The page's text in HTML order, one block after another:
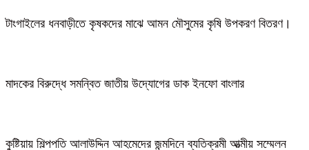
টাংগাইলের ধনবাড়ীতে কৃষকদের মাঝে আমন মৌসুমের কৃষি উপকরণ বিতরণ।
মাদকের বিরুদ্ধে সমন্বিত জাতীয় উদ্যোগের ডাক ইনফো বাংলার
কুষ্টিয়ায় শিল্পপতি আলাউদ্দিন আহমেদের জন্মদিনে ব্যতিক্রমী আত্মীয় সম্মেলন